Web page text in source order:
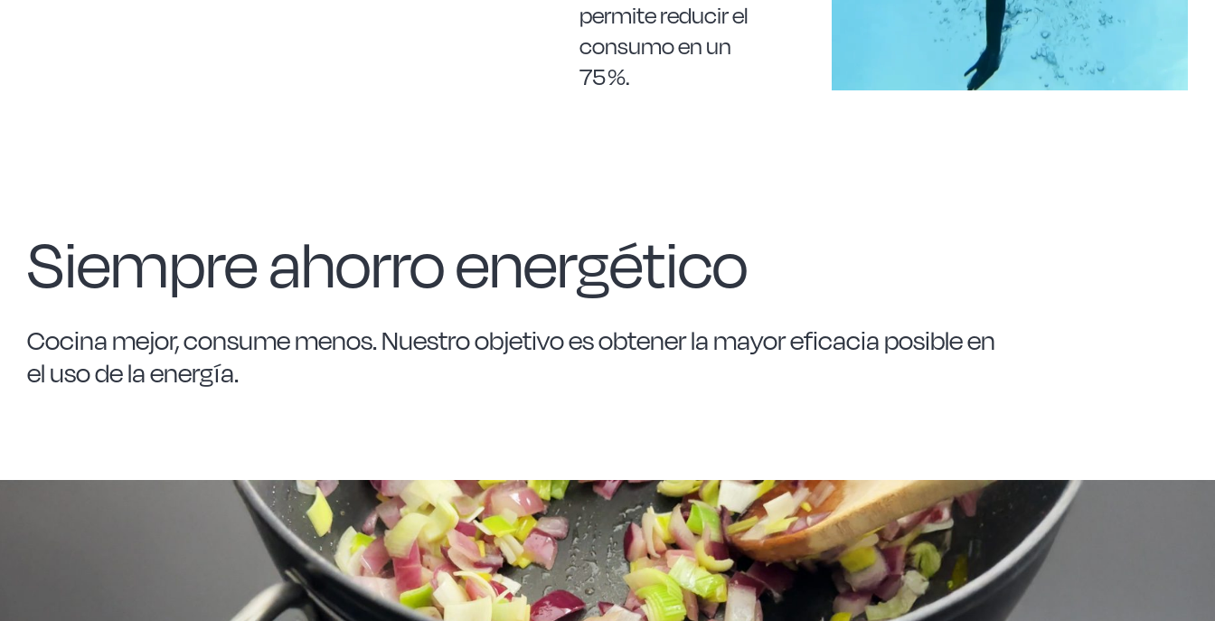
permite reducir el
consumo en un
75 %.
Siempre ahorro energético
Cocina mejor, consume menos.Nuestro objetivo es obtener la mayor eficacia posible en
el uso de la energía.